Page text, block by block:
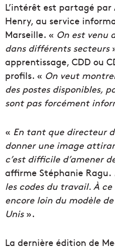
L’intérêt est partagé par
Henry, au service
Marseille. « On est venu
dans différents secteurs
apprentissage, CDD ou
profils. « On veut
des postes disponibles,
sont pas forcément
« En tant que directeur
donner une image
c’est difficile d’amener
affirme Stéphanie Ragu.
les codes du travail. À
encore loin du modèle
Unis».
La dernière édition de